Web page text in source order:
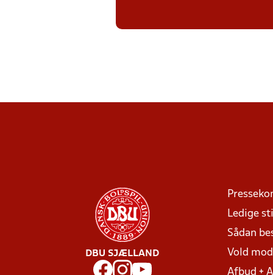
DBU SJÆLLAND
Ledige
Sådan
Vold
Afbud +